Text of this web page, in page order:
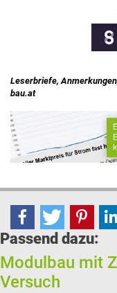
Leserbriefe,
bau.at
Passend dazu:
Modulbau mit
Versuch